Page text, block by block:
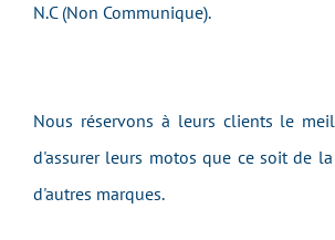
N.C (Non Communique).
Nous réservons à leurs clients le
d'assurer leurs motos que ce soit de
d'autres marques.